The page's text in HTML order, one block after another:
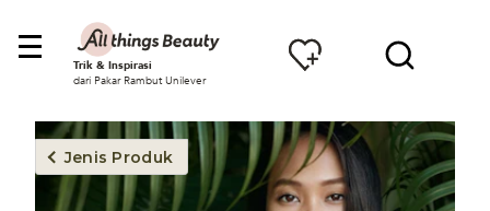
Trik & Inspirasi
dari Pakar Rambut Unilever
Jenis Produk